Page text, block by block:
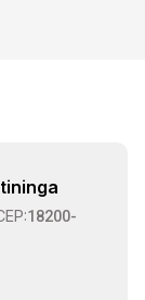
18200-